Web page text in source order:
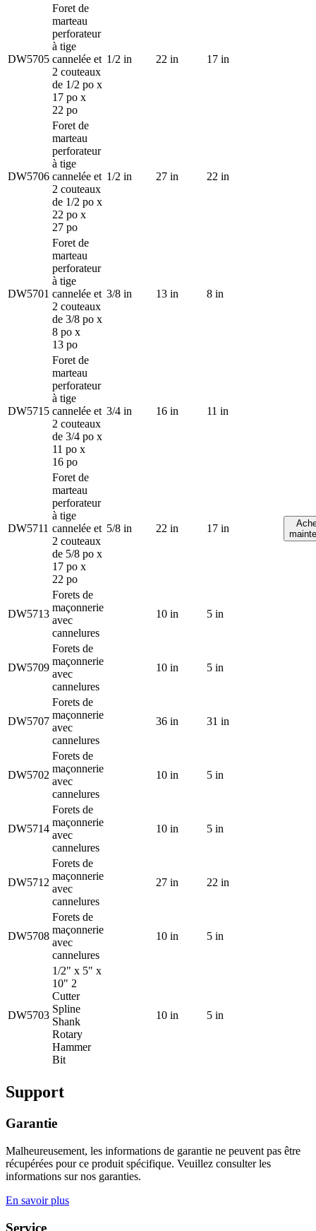
DW5705
Foret de
marteau
perforateur
à tige
cannelée et
2 couteaux
de 1/2 po x
17 po x
22 po
1/2 in 22 in 17 in
DW5706
Foret de
marteau
perforateur
à tige
cannelée et
2 couteaux
de 1/2 po x
22 po x
27 po
1/2 in 27 in 22 in
DW5701
Foret de
marteau
perforateur
à tige
cannelée et
2 couteaux
de 3/8 po x
8 po x
13 po
3/8 in 13 in 8 in
DW5715
Foret de
marteau
perforateur
à tige
cannelée et
2 couteaux
de 3/4 po x
11 po x
16 po
3/4 in 16 in 11 in
DW5711
Foret de
marteau
perforateur
à tige
cannelée et
2 couteaux
de 5/8 po x
17 po x
22 po
5/8 in 22 in 17 in
DW5713
Forets de
maçonnerie
avec
cannelures
10 in 5 in
DW5709
Forets de
maçonnerie
avec
cannelures
10 in 5 in
DW5707
Forets de
maçonnerie
avec
cannelures
36 in 31 in
DW5702
Forets de
maçonnerie
avec
cannelures
10 in 5 in
DW5714
Forets de
maçonnerie
avec
cannelures
10 in 5 in
DW5712
Forets de
maçonnerie
avec
cannelures
27 in 22 in
DW5708
Forets de
maçonnerie
avec
cannelures
10 in 5 in
DW5703
1/2" x 5" x
10" 2
Cutter
Spline
Shank
Rotary
Hammer
Bit
10 in 5 in
Support
Garantie
Malheureusement, les informations de garantie ne peuvent pas être
récupérées pour ce produit spécifique. Veuillez consulter les
informations sur nos garanties.
En savoir plus
Service